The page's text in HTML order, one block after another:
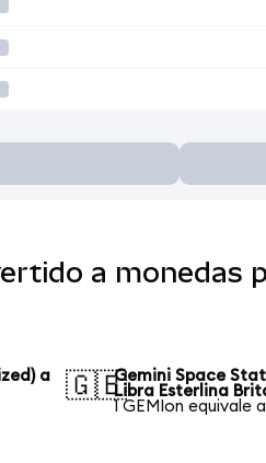
a monedas
a
🇬🇧Gemini Space
Libra Esterlina
1 GEMIon equivale